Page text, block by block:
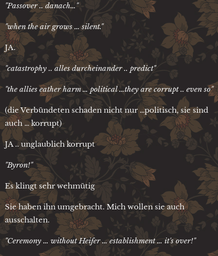
"Passover .. danach…"
"when the air grows … silent."
JA.
"catastrophy .. alles durcheinander .. predict"
"the allies eather harm … political …they are corrupt .. even so"
(die Verbündeten schaden nicht nur …politisch, sie sind
auch … korrupt)
JA .. unglaublich korrupt
"Byron!"
Es klingt sehr wehmütig
Sie haben ihn umgebracht. Mich wollen sie auch
ausschalten.
"Ceremony … without Heifer … establishment … it's over!"